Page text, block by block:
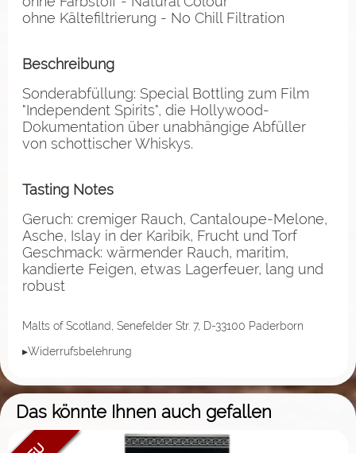
ohne Kältefiltrierung - No Chill Filtration
Beschreibung
Sonderabfüllung: Special Bottling zum Film
"Independent Spirits", die Hollywood-
Dokumentation über unabhängige Abfüller
von schottischer Whiskys.
Tasting Notes
Geruch: cremiger Rauch, Cantaloupe-Melone,
Asche, Islay in der Karibik, Frucht und Torf
Geschmack: wärmender Rauch, maritim,
kandierte Feigen, etwas Lagerfeuer, lang und
robust
Malts of Scotland, Senefelder Str. 7, D-33100 Paderborn
▸Widerrufsbelehrung
Das könnte Ihnen auch gefallen